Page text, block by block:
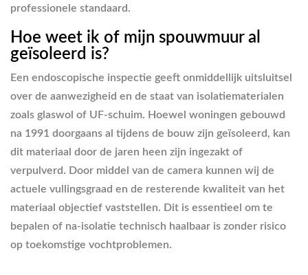
professionele standaard.
Hoe weet ik of mijn spouwmuur al
geïsoleerd is?
Een endoscopische inspectie geeft onmiddellijk uitsluitsel
over de aanwezigheid en de staat van isolatiematerialen
zoals glaswol of UF-schuim. Hoewel woningen gebouwd
na 1991 doorgaans al tijdens de bouw zijn geïsoleerd, kan
dit materiaal door de jaren heen zijn ingezakt of
verpulverd. Door middel van de camera kunnen wij de
actuele vullingsgraad en de resterende kwaliteit van het
materiaal objectief vaststellen. Dit is essentieel om te
bepalen of na-isolatie technisch haalbaar is zonder risico
op toekomstige vochtproblemen.